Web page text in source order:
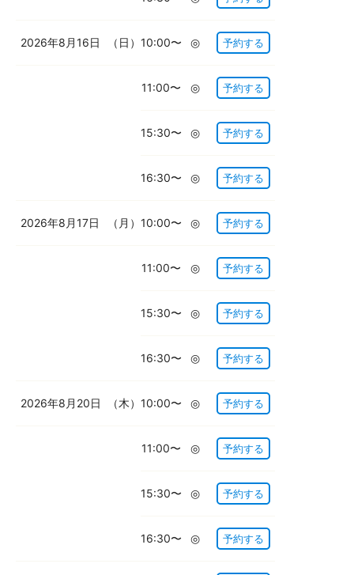
2026年8月16日 （日） 10:00〜 ◎ 予約する
11:00〜 ◎ 予約する
15:30〜 ◎ 予約する
16:30〜 ◎ 予約する
2026年8月17日 （月） 10:00〜 ◎ 予約する
11:00〜 ◎ 予約する
15:30〜 ◎ 予約する
16:30〜 ◎ 予約する
2026年8月20日 （木） 10:00〜 ◎ 予約する
11:00〜 ◎ 予約する
15:30〜 ◎ 予約する
16:30〜 ◎ 予約する